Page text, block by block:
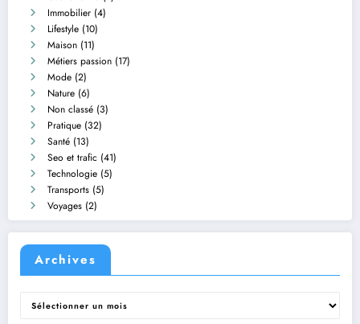
Immobilier (4)
Lifestyle (10)
Maison (11)
Métiers passion (17)
Mode (2)
Nature (6)
Non classé (3)
Pratique (32)
Santé (13)
Seo et trafic (41)
Technologie (5)
Transports (5)
Voyages (2)
Archives
Archives